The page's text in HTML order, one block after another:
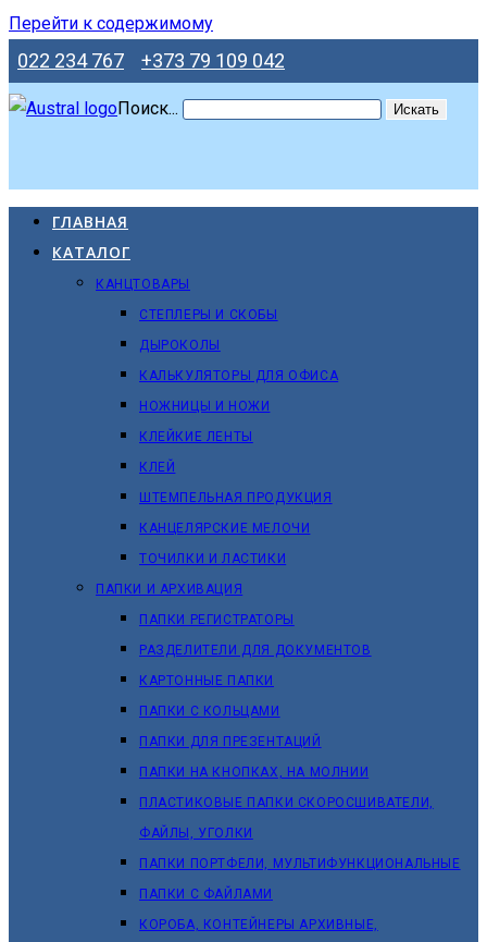
Перейти к содержимому
022 234 767 +373 79 109 042
Поиск... Искать
ГЛАВНАЯ
КАТАЛОГ
КАНЦТОВАРЫ
СТЕПЛЕРЫ И СКОБЫ
ДЫРОКОЛЫ
КАЛЬКУЛЯТОРЫ ДЛЯ ОФИСА
НОЖНИЦЫ И НОЖИ
КЛЕЙКИЕ ЛЕНТЫ
КЛЕЙ
ШТЕМПЕЛЬНАЯ ПРОДУКЦИЯ
КАНЦЕЛЯРСКИЕ МЕЛОЧИ
ТОЧИЛКИ И ЛАСТИКИ
ПАПКИ И АРХИВАЦИЯ
ПАПКИ РЕГИСТРАТОРЫ
РАЗДЕЛИТЕЛИ ДЛЯ ДОКУМЕНТОВ
КАРТОННЫЕ ПАПКИ
ПАПКИ С КОЛЬЦАМИ
ПАПКИ ДЛЯ ПРЕЗЕНТАЦИЙ
ПАПКИ НА КНОПКАХ, НА МОЛНИИ
ПЛАСТИКОВЫЕ ПАПКИ СКОРОСШИВАТЕЛИ,
ФАЙЛЫ, УГОЛКИ
ПАПКИ ПОРТФЕЛИ, МУЛЬТИФУНКЦИОНАЛЬНЫЕ
ПАПКИ С ФАЙЛАМИ
КОРОБА, КОНТЕЙНЕРЫ АРХИВНЫЕ,